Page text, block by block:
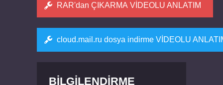
RAR'dan ÇIKARMA VİDEOLU ANLATIM
cloud.mail.ru dosya indirme VİDEOLU
BILGILENDIRME